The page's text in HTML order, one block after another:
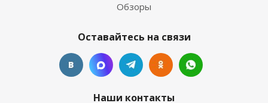
Обзоры
Оставайтесь на связи
Наши контакты